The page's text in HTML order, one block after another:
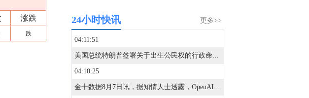
涨跌
跌
更多>>
24小时快讯
04:11:51
美国总统特朗普签署关于出生公民权的行政命令。
04:10:25
金十数据8月7日讯，据知情人士透露，OpenAI将发布一款备受期待的新设备，该设备将拥有独特的外观，配备可移动部件，使其更具个性，售价可能超过300美元。这款产品本质上是一款没有显示屏的智能音箱，外形像甜甜圈，大小与冰球相仿。设计理念是让用户能够轻松地单手携带这款设备在家中走动。OpenAI希望凭借这款计划于2027年发布的产品开创行业先河。新硬件也将让OpenAI有机会证明其设计并未抄袭苹果(AAPL.O)。两家公司目前正就这家人工智能公司是否窃取苹果的知识产权展开法律诉讼。